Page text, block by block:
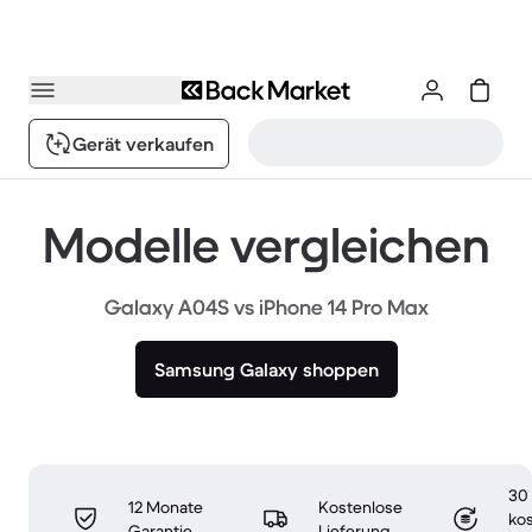
Gerät verkaufen
Modelle vergleichen
Galaxy A04S vs iPhone 14 Pro Max
Samsung Galaxy shoppen
12 Monate
Kostenlose
30